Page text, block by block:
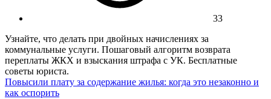
33
Узнайте, что делать при двойных начислениях за
коммунальные услуги. Пошаговый алгоритм возврата
переплаты ЖКХ и взыскания штрафа с УК. Бесплатные
советы юриста.
Повысили плату за содержание жилья: когда это незаконно и
как оспорить